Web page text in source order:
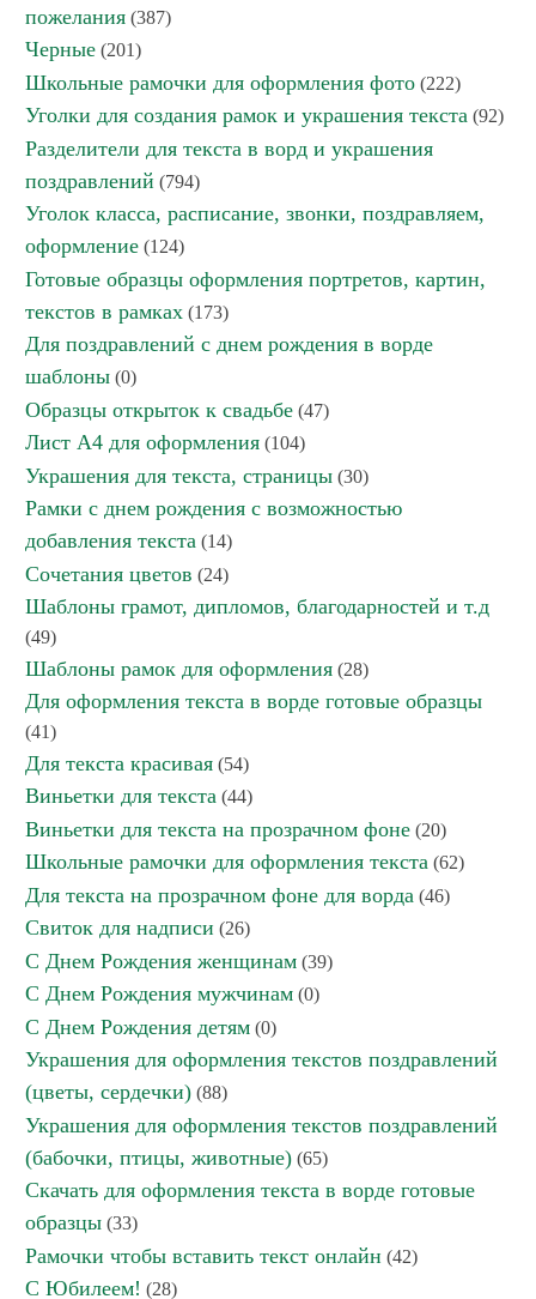
пожелания (387)
Черные (201)
Школьные рамочки для оформления фото (222)
Уголки для создания рамок и украшения текста (92)
Разделители для текста в ворд и украшения
поздравлений (794)
Уголок класса, расписание, звонки, поздравляем,
оформление (124)
Готовые образцы оформления портретов, картин,
текстов в рамках (173)
Для поздравлений с днем рождения в ворде
шаблоны (0)
Образцы открыток к свадьбе (47)
Лист А4 для оформления (104)
Украшения для текста, страницы (30)
Рамки с днем рождения с возможностью
добавления текста (14)
Сочетания цветов (24)
Шаблоны грамот, дипломов, благодарностей и т.д
(49)
Шаблоны рамок для оформления (28)
Для оформления текста в ворде готовые образцы
(41)
Для текста красивая (54)
Виньетки для текста (44)
Виньетки для текста на прозрачном фоне (20)
Школьные рамочки для оформления текста (62)
Для текста на прозрачном фоне для ворда (46)
Свиток для надписи (26)
С Днем Рождения женщинам (39)
С Днем Рождения мужчинам (0)
С Днем Рождения детям (0)
Украшения для оформления текстов поздравлений
(цветы, сердечки) (88)
Украшения для оформления текстов поздравлений
(бабочки, птицы, животные) (65)
Скачать для оформления текста в ворде готовые
образцы (33)
Рамочки чтобы вставить текст онлайн (42)
С Юбилеем! (28)